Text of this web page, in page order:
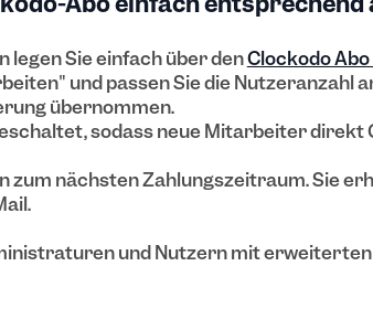
legen Sie einfach über denClockodo
und passen Sie die Nutzeranzahl
übernommen.
sodass neue Mitarbeiter direkt
zum nächsten Zahlungszeitraum. Sie
und Nutzern mit erweiterten